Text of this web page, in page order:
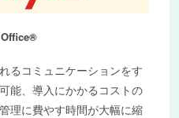
るコミュニケーションをす
能、導入にかかるコストの
理に費やす時間が大幅に縮